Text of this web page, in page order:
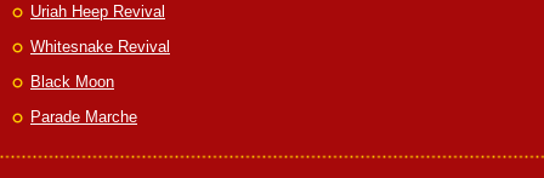
Uriah Heep Revival
Whitesnake Revival
Black Moon
Parade Marche